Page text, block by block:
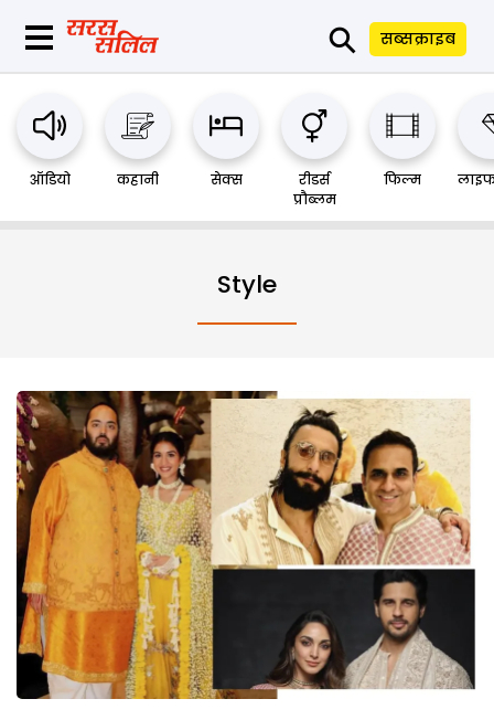
⚲ सब्सक्राइब
ऑडियो कहानी सेक्स
रीडर्स
प्रौब्लम
फिल्म
Style